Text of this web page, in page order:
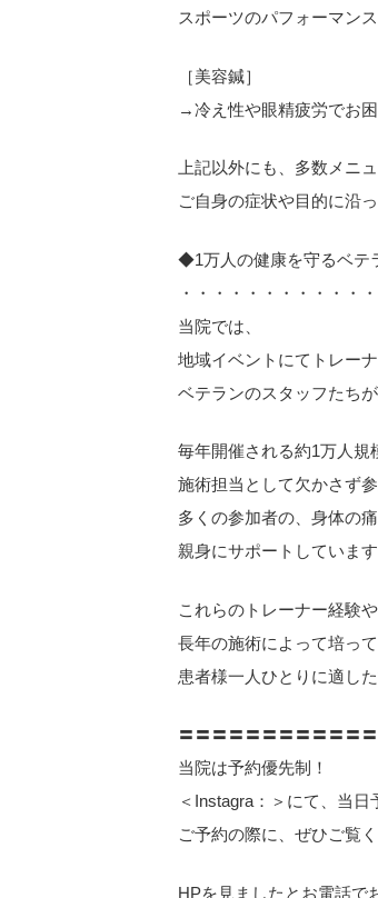
スポーツのパフォーマン
［美容鍼］
→冷え性や眼精疲労でお
上記以外にも、多数メニ
ご自身の症状や目的に沿
◆1万人の健康を守るベテ
・・・・・・・・・・・
当院では、
地域イベントにてトレー
ベテランのスタッフたち
毎年開催される約1万人規
施術担当として欠かさず参
多くの参加者の、身体の
親身にサポートしています
これらのトレーナー経験や
長年の施術によって培っ
患者様一人ひとりに適し
〓〓〓〓〓〓〓〓〓〓〓
当院は予約優先制！
＜Instagra：＞にて、当日
ご予約の際に、ぜひご覧く
HPを見ましたとお電話で